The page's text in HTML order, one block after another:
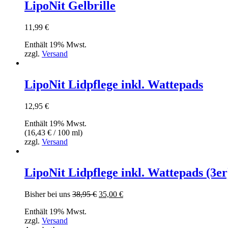
LipoNit Gelbrille
11,99 €
Enthält 19% Mwst.
zzgl. Versand
LipoNit Lidpflege inkl. Wattepads
12,95 €
Enthält 19% Mwst.
(16,43 € / 100 ml)
zzgl. Versand
LipoNit Lidpflege inkl. Wattepads
Bisher bei uns 38,95€ Ursprünglicher
35,00 €Aktueller
Enthält 19% Mwst.
zzgl. Versand